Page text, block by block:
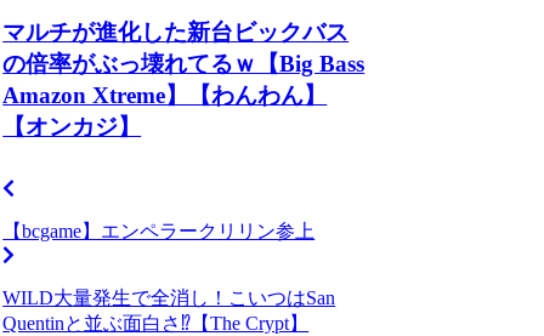
マルチが進化した新台ビックバス
の倍率がぶっ壊れてるｗ【Big Bass
Amazon Xtreme】【わんわん】
【オンカジ】
【bcgame】エンペラークリリン参上
WILD大量発生で全消し！こいつはSan
Quentinと並ぶ面白さ⁉【The Crypt】